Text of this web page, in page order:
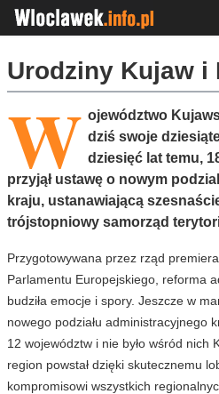
Urodziny Kujaw i
W ojewództwo
dziś swoje
dziesięć lat temu,
przyjął ustawę o nowym
kraju, ustanawiającą
trójstopniowy samorząd
Przygotowywana przez rząd
Parlamentu Europejskiego, reforma
budziła emocje i spory. Jeszcze w
nowego podziału administracyjnego
12 województw i nie było wśród nich
region powstał dzięki skutecznemu
kompromisowi wszystkich